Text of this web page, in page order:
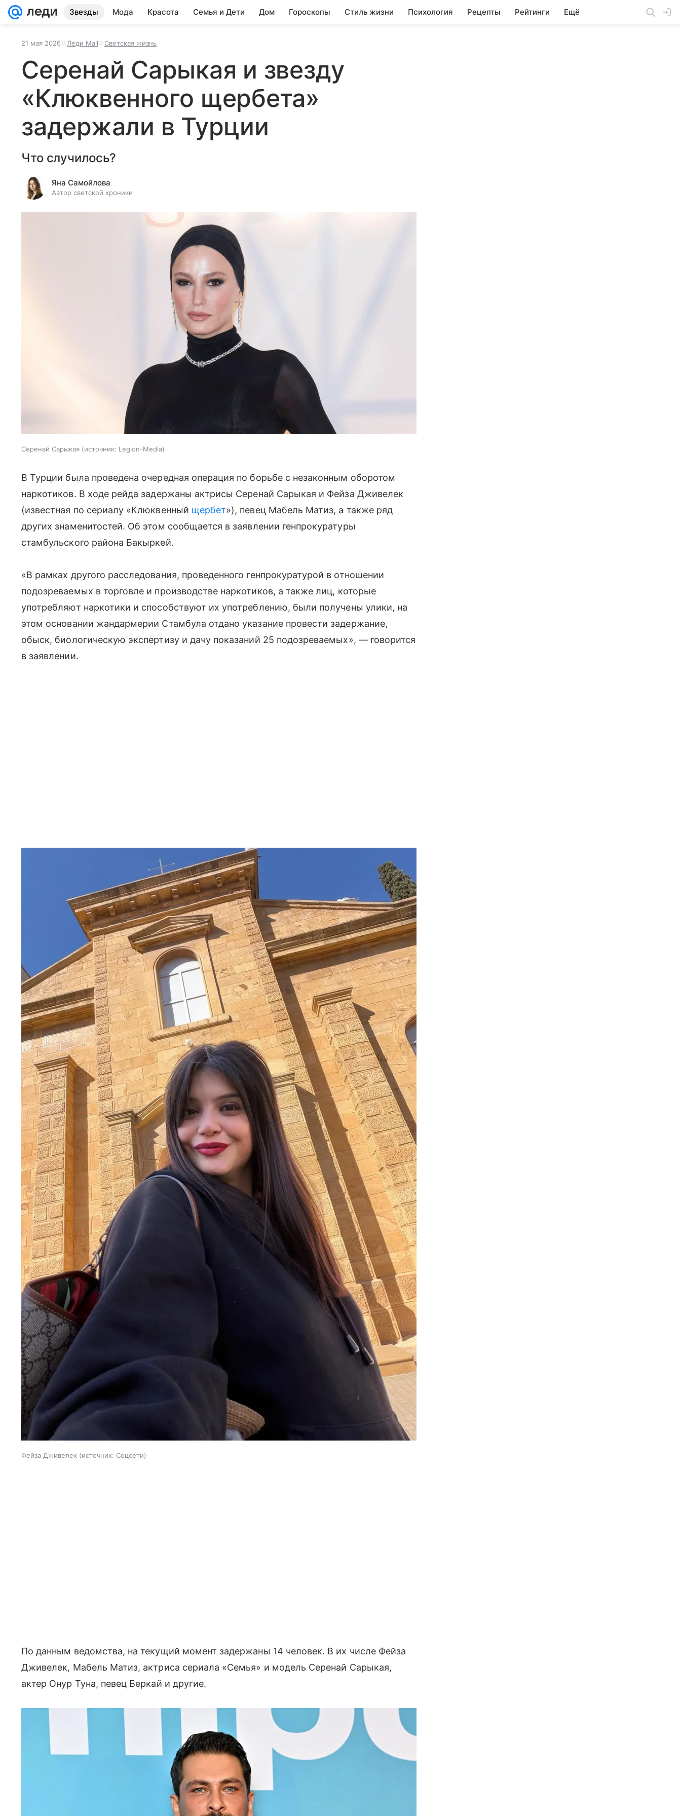
Звезды Мода Красота Семья и Дети Дом Гороскопы Стиль жизни Психология Рецепты Рейтинги Ещё
21 мая 2026 Леди Mail Светская жизнь
Серенай Сарыкая и звезду
«Клюквенного щербета»
задержали в Турции
Что случилось?
Яна Самойлова
Автор светской хроники
Серенай Сарыкая источник: Legion-Media
В Турции была проведена очередная операция по борьбе с незаконным оборотом
наркотиков. В ходе рейда задержаны актрисы Серенай Сарыкая и Фейза Дживелек
(известная по сериалу «Клюквенный щербет»), певец Мабель Матиз, а также ряд
других знаменитостей. Об этом сообщается в заявлении генпрокуратуры
стамбульского района Бакыркей.
«В рамках другого расследования, проведенного генпрокуратурой в отношении
подозреваемых в торговле и производстве наркотиков, а также лиц, которые
употребляют наркотики и способствуют их употреблению, были получены улики, на
этом основании жандармерии Стамбула отдано указание провести задержание,
обыск, биологическую экспертизу и дачу показаний 25 подозреваемых», — говорится
в заявлении.
Фейза Дживелек источник: Соцсети
По данным ведомства, на текущий момент задержаны 14 человек. В их числе Фейза
Дживелек, Мабель Матиз, актриса сериала «Семья» и модель Серенай Сарыкая,
актер Онур Туна, певец Беркай и другие.